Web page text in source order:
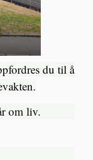
du til å
om liv.​